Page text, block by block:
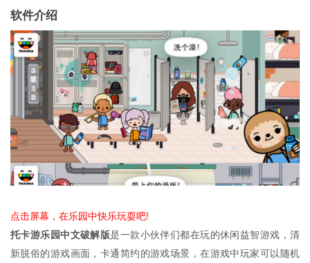
软件介绍
点击屏幕，在乐园中快乐玩耍吧!
托卡游乐园中文破解版是一款小伙伴们都在玩的休闲益智游戏，清
新脱俗的游戏画面，卡通简约的游戏场景，在游戏中玩家可以随机